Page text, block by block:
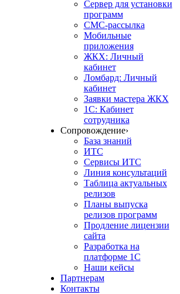
Сервер для установки
программ
СМС-рассылка
Мобильные
приложения
ЖКХ: Личный
кабинет
Ломбард: Личный
кабинет
Заявки мастера ЖКХ
1С: Кабинет
сотрудника
Сопровождение›
База знаний
ИТС
Сервисы ИТС
Линия консультаций
Таблица актуальных
релизов
Планы выпуска
релизов программ
Продление лицензии
сайта
Разработка на
платформе 1С
Наши кейсы
Партнерам
Контакты